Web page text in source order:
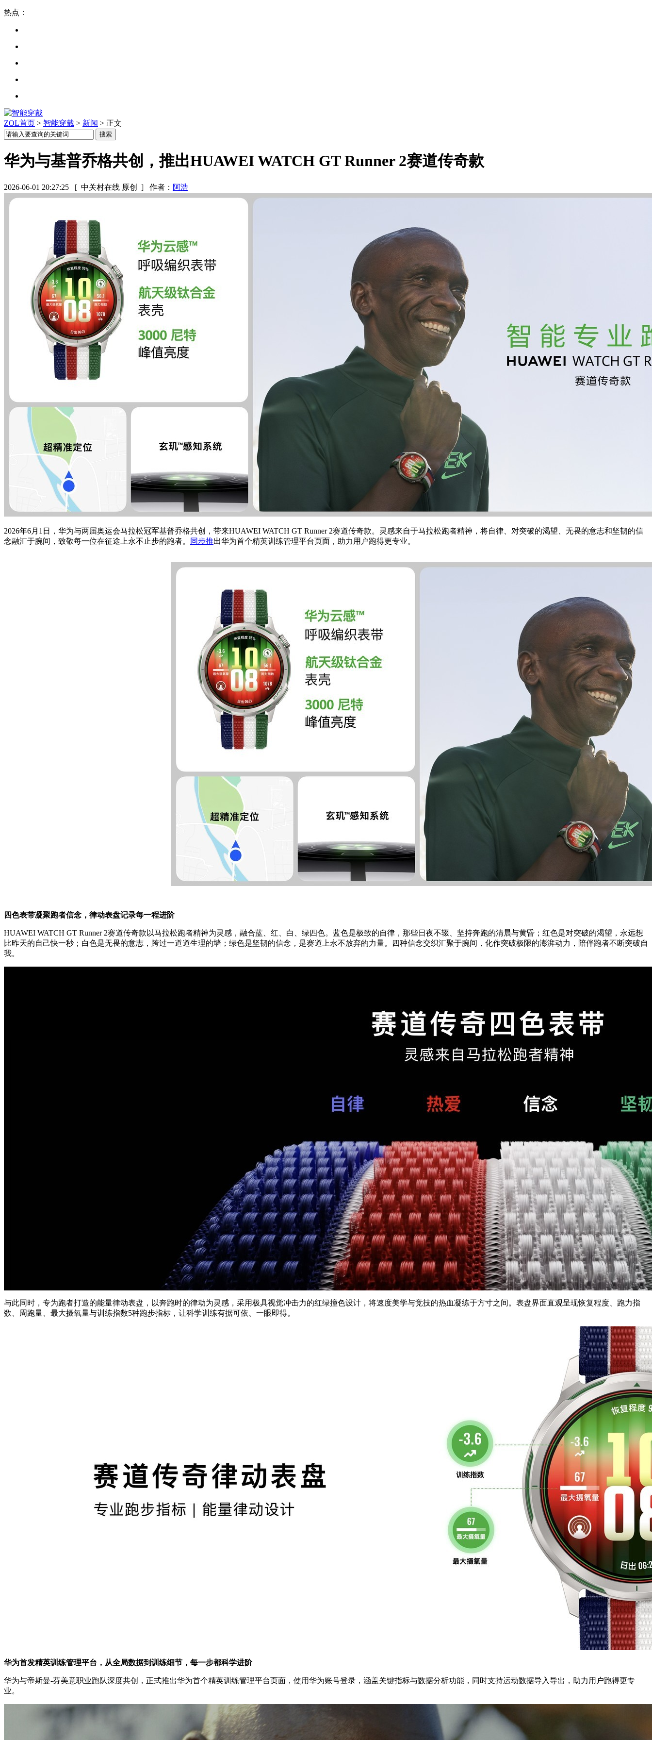
热点：
ZOL首页 > 智能穿戴 > 新闻 > 正文
华为与基普乔格共创，推出HUAWEI WATCH GT Runner 2赛道传奇款
2026-06-01 20:27:25 [ 中关村在线 原创 ] 作者： 阿浩
2026年6月1日，华为与两届奥运会马拉松冠军基普乔格共创，带来HUAWEI WATCH GT Runner 2赛道传奇款。灵感来自于马拉松跑者精神，将自律、对突破的渴望、无畏的意志和坚韧的信
念融汇于腕间，致敬每一位在征途上永不止步的跑者。
同步推出华为首个精英训练管理平台页面，助力用户跑得更专业。
四色表带凝聚跑者信念，律动表盘记录每一程进阶
HUAWEI WATCH GT Runner 2赛道传奇款以马拉松跑者精神为灵感，融合蓝、红、白、绿四色。蓝色是极致的自律，那些日夜不辍、坚持奔跑的清晨与黄昏；红色是对突破的渴望，永远想
比昨天的自己快一秒；白色是无畏的意志，跨过一道道生理的墙；绿色是坚韧的信念，是赛道上永不放弃的力量。四种信念交织汇聚于腕间，化作突破极限的澎湃动力，陪伴跑者不断突破自
我。
与此同时，专为跑者打造的能量律动表盘，以奔跑时的律动为灵感，采用极具视觉冲击力的红绿撞色设计，将速度美学与竞技的热血凝练于方寸之间。表盘界面直观呈现恢复程度、跑力指
数、周跑量、最大摄氧量与训练指数5种跑步指标，让科学训练有据可依、一眼即得。
华为首发精英训练管理平台，从全局数据到训练细节，每一步都科学进阶
华为与帝斯曼-芬美意职业跑队深度共创，正式推出华为首个精英训练管理平台页面，使用华为账号登录，涵盖关键指标与数据分析功能，同时支持运动数据导入导出，助力用户跑得更专
业。